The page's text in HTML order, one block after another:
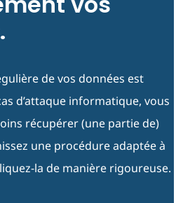
de vos données est
d’attaque informatique, vous
récupérer (une partie de)
une procédure adaptée à
la de manière rigoureuse.